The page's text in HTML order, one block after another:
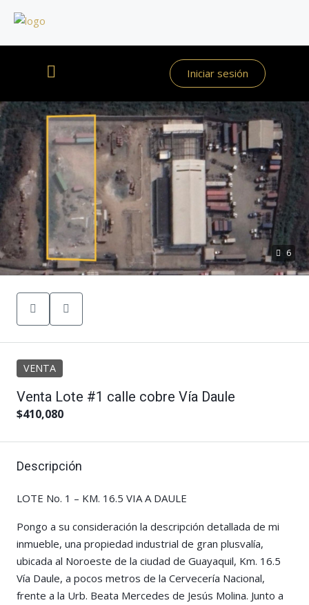
Iniciar sesión
6
VENTA
Venta Lote #1 calle cobre Vía Daule
$410,080
Descripción
LOTE No. 1 – KM. 16.5 VIA A DAULE
Pongo a su consideración la descripción detallada de mi
inmueble, una propiedad industrial de gran plusvalía,
ubicada al Noroeste de la ciudad de Guayaquil, Km. 16.5
Vía Daule, a pocos metros de la Cervecería Nacional,
frente a la Urb. Beata Mercedes de Jesús Molina. Junto a